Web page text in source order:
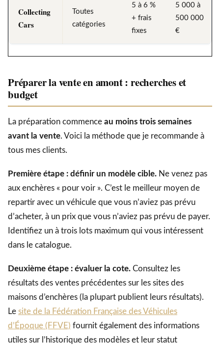
Collecting
Cars
Toutes
catégories
5 à 6 %
+ frais
fixes
5 000 à
500 000
€
Préparer la vente en amont : recherches et
budget
La préparation commence au moins trois semaines
avant la vente. Voici la méthode que je recommande à
tous mes clients.
Première étape : définir un modèle cible. Ne venez pas
aux enchères « pour voir ». C’est le meilleur moyen de
repartir avec un véhicule que vous n’aviez pas prévu
d’acheter, à un prix que vous n’aviez pas prévu de payer.
Identifiez un à trois lots maximum qui vous intéressent
dans le catalogue.
Deuxième étape : évaluer la cote. Consultez les
résultats des ventes précédentes sur les sites des
maisons d’enchères (la plupart publient leurs résultats).
Le site de la Fédération Française des Véhicules
d’Époque (FFVE) fournit également des informations
utiles sur l’historique des modèles et leur statut